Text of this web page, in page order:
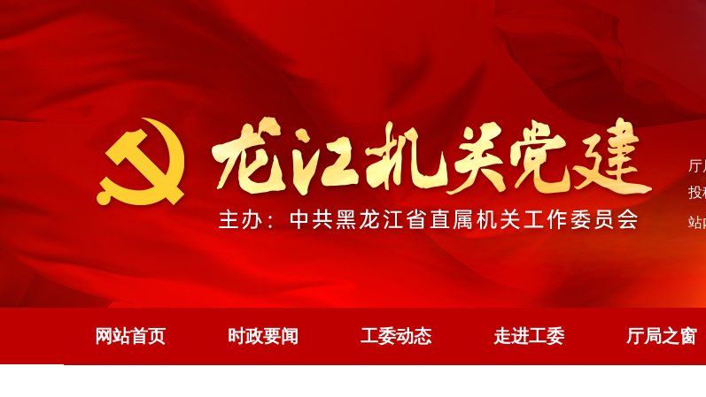
厅
投
站
网站首页 时政要闻 工委动态 走进工委 厅局之窗